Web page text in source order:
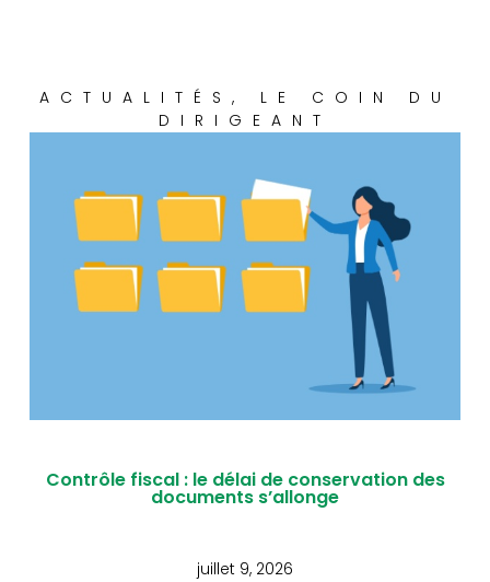
ACTUALITÉS , LE COIN DU
DIRIGEANT
Contrôle fiscal : le délai de conservation des
documents s’allonge
juillet 9, 2026